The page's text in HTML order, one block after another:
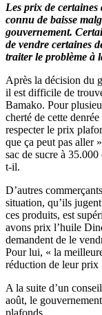
Les prix de certaines
connu de baisse
gouvernement.
de vendre certaines
traiter le problème à
Après la décision du
il est difficile de
Bamako. Pour
cherté de cette
respecter le prix
que ça peut pas aller
sac de sucre à
t-il.
D’autres
situation, qu’ils
ces produits, est
avons prix l’huile
demandent de le
Pour lui, « la
réduction de leur prix
A la suite d’un
août, le
plafonds